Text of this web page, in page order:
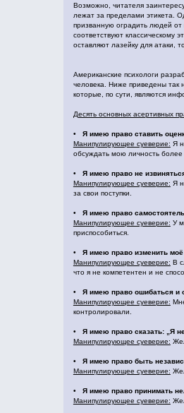
Возможно, читателя
лежат за пределами этикета.
призванную оградить людей от
соответствуют классическому
оставляют лазейку для атаки,
Американские психологи
человека. Ниже приведены так
которые, по сути, являются
Десять основных асертивных
• Я имею право ставить
Манипулирующее суеверие: Я
обсуждать мою личность
• Я имею право не
Манипулирующее суеверие: Я
за свои поступки.
• Я имею право
Манипулирующее суеверие: У
приспособиться.
• Я имею право изменить
Манипулирующее суеверие: В
что я не компетентен и не
• Я имею право ошибаться и
Манипулирующее суеверие:
контролировали.
• Я имею право сказать: „Я
Манипулирующее суеверие:
• Я имею право быть
Манипулирующее суеверие:
• Я имею право принимать
Манипулирующее суеверие: